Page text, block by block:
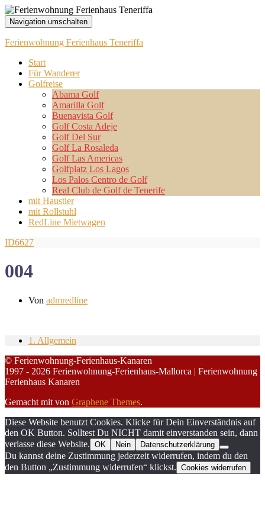
Navigation umschalten
Ferienwohnung Ferienhaus Teneriffa
Start
Für Wanderer
Golfreise
Abama Golf
Amarilla Golf
Buenavista Golf
Golf Costa Adeje
Golf Del Sur
Golf La Rosaleda
Golf Las Americas
Golfplatz Los Lagos
Los Palos Centro de Golf
Real Club de Golf de Tenerife
mit Haustier
mit Rollstuhl
RedLine Mietwagen
ID6627
004
Von admredline
1. Allgemein
© Ferienwohnung-Ferienhaus-Kanaren
1997 - 2026 Ferienwohnung-Ferienhaus-Mallorca | Ferienwohnung
Ferienhaus Kanaren
Gemacht mit von Graphene Themes.
Diese Website benutzt Cookies. Klicke für Dein Einverständnis auf
den OK Button. Solltest Du NICHT damit einverstanden sein, dann
verlasse diese Website. OK Nein Datenschutzerklärung
Du kannst deine Zustimmung jederzeit widerrufen, indem du den
den Button „Zustimmung widerrufen“ klickst. Cookies widerrufen